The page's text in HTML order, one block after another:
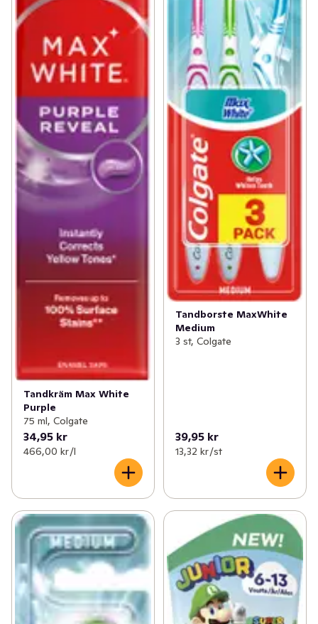
Tandkräm Max White
Purple
75 ml, Colgate
34,95 kr
466,00 kr /l
Tandborste MaxWhite
Medium
3 st, Colgate
39,95 kr
13,32 kr /st